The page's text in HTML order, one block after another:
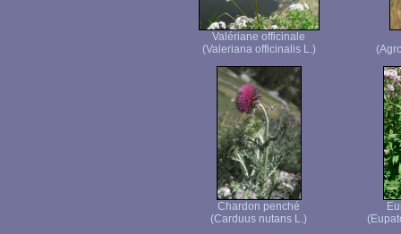
Valériane officinale
(Valeriana officinalis L.)
Chardon penché
(Carduus nutans L.)